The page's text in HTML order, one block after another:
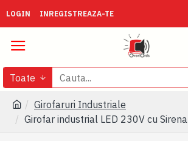
LOGIN INREGISTREAZA-TE
Toate
Girofaruri Industriale
Girofar industrial LED 230V cu Sirena